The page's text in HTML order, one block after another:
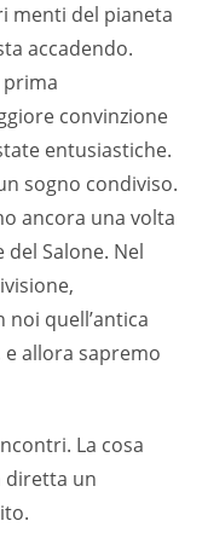
menti del pianeta
accadendo.
convinzione
entusiastiche.
sogno condiviso.
ancora una volta
Salone. Nel
noi quell’antica
allora sapremo
La cosa
diretta un